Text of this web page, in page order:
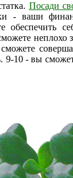
Посади
- ваши
неплохо
9-10 - вы